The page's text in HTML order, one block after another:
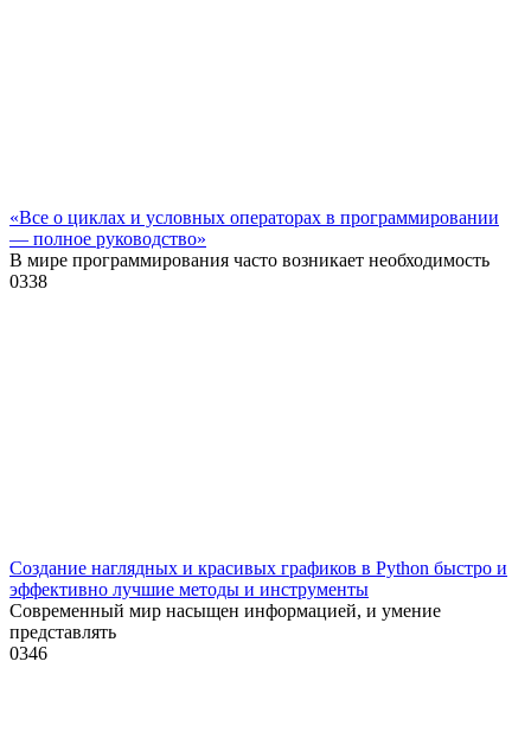
«Все о циклах и условных операторах в программировании
— полное руководство»
В мире программирования часто возникает необходимость
0338
Создание наглядных и красивых графиков в Python быстро и
эффективно лучшие методы и инструменты
Современный мир насыщен информацией, и умение
представлять
0346